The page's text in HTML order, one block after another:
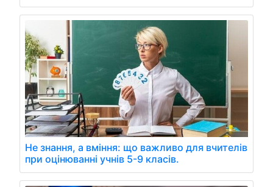
Не знання, а вміння: що важливо для вчителів
при оцінюванні учнів 5-9 класів.